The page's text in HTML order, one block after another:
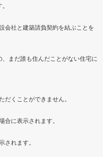
会社と建築請負契約を結ぶことを
まだ誰も住んだことがない住宅に
くことができません。
に表示されます。
れます。